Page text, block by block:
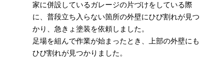
家に併設しているガレージの片づけをしている際
に、普段立ち入らない箇所の外壁にひび割れが見つ
かり、急きょ塗装を依頼しました。
足場を組んで作業が始まったとき、上部の外壁にも
ひび割れが見つかりました。